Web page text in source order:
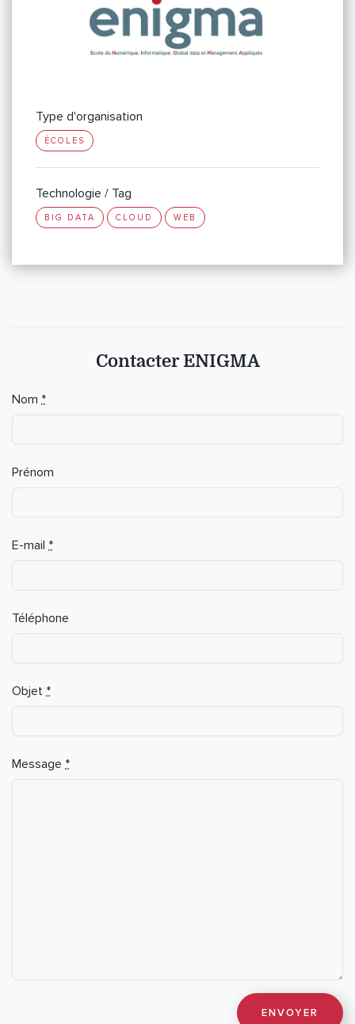
Type d'organisation
ÉCOLES
Technologie / Tag
BIG DATA CLOUD WEB
Contacter ENIGMA
Nom *
Prénom
E-mail *
Téléphone
Objet *
Message *